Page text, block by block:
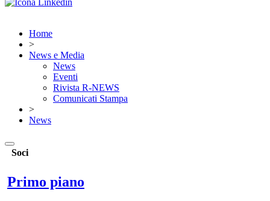
Home
>
News e Media
News
Eventi
Rivista R-NEWS
Comunicati Stampa
>
News
Soci
Primo piano